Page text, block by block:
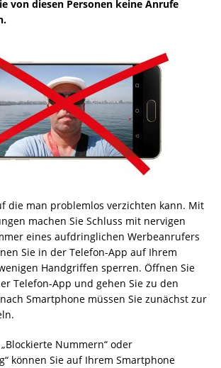
von diesen Personen keine Anrufe
die man problemlos verzichten kann. Mit
machen Sie Schluss mit nervigen
eines aufdringlichen Werbeanrufers
Sie in der Telefon-App auf Ihrem
Handgriffen sperren. Öffnen Sie
Telefon-App und gehen Sie zu den
Smartphone müssen Sie zunächst zur
Nummern“ oder
können Sie auf Ihrem Smartphone